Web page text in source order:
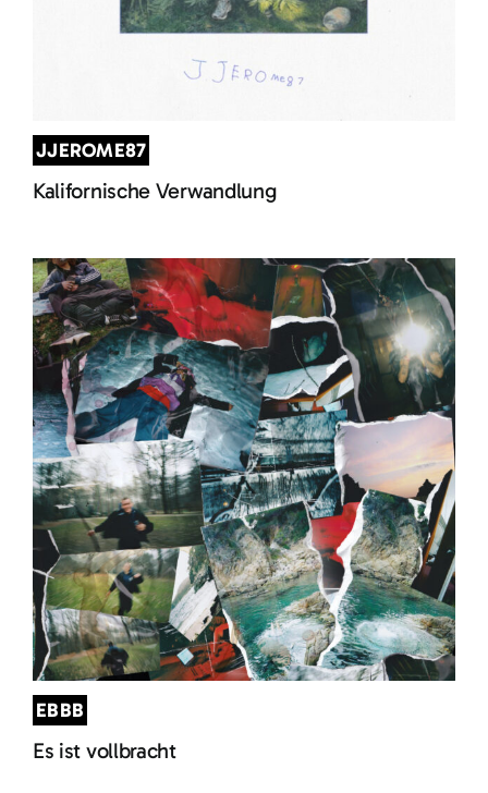
JJEROME87
Kalifornische Verwandlung
EBBB
Es ist vollbracht